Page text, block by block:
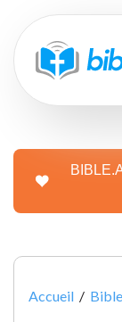
Accueil / Bible